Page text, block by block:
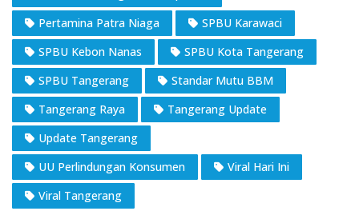
Pertamina Patra Niaga
SPBU Karawaci
SPBU Kebon Nanas
SPBU Kota Tangerang
SPBU Tangerang
Standar Mutu BBM
Tangerang Raya
Tangerang Update
Update Tangerang
UU Perlindungan Konsumen
Viral Hari Ini
Viral Tangerang